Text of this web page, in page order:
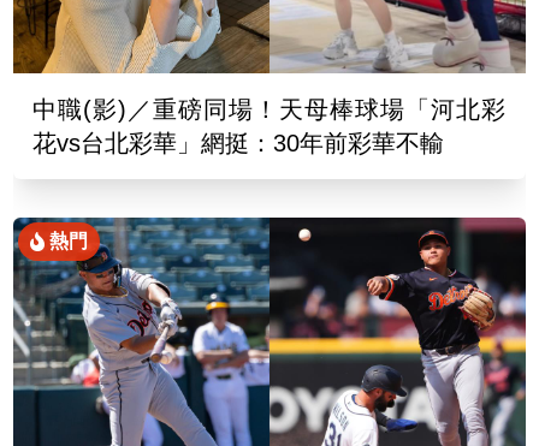
中職(影)／重磅同場！天母棒球場「河北彩
花vs台北彩華」網挺：30年前彩華不輸
熱門